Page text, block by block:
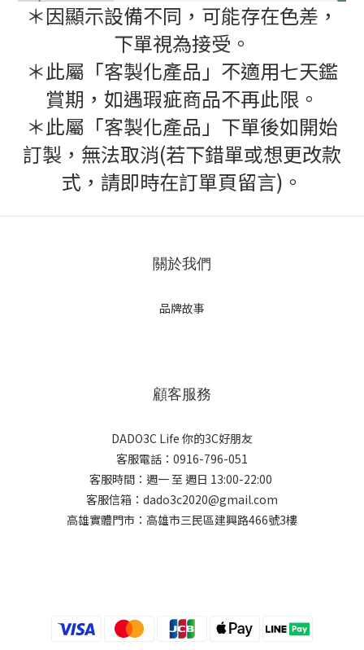
＊因顯示設備不同，可能存在色差，
下單視為接受。
＊此屬「客製化產品」不適用七天鑑
賞期，如遇瑕疵商品不再此限。
＊此屬「客製化產品」下單後如開始
訂製，無法取消(若下錯單或想更改款
式，請即時在訂單頁留言)。
關於我們
品牌故事
顧客服務
DADO3C Life 你的3C好朋友
客服電話：0916-796-051
客服時間：週一 至 週日 13:00-22:00
客服信箱：dado3c2020@gmail.com
高雄實體門市：高雄市三民區建興路466號3樓